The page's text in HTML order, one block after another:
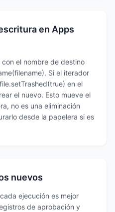
en Apps
el nombre de destino
Si el iterador
en el
el nuevo. Esto mueve el
no es una eliminación
desde la papelera si es
nuevos
ejecución es mejor
de aprobación y